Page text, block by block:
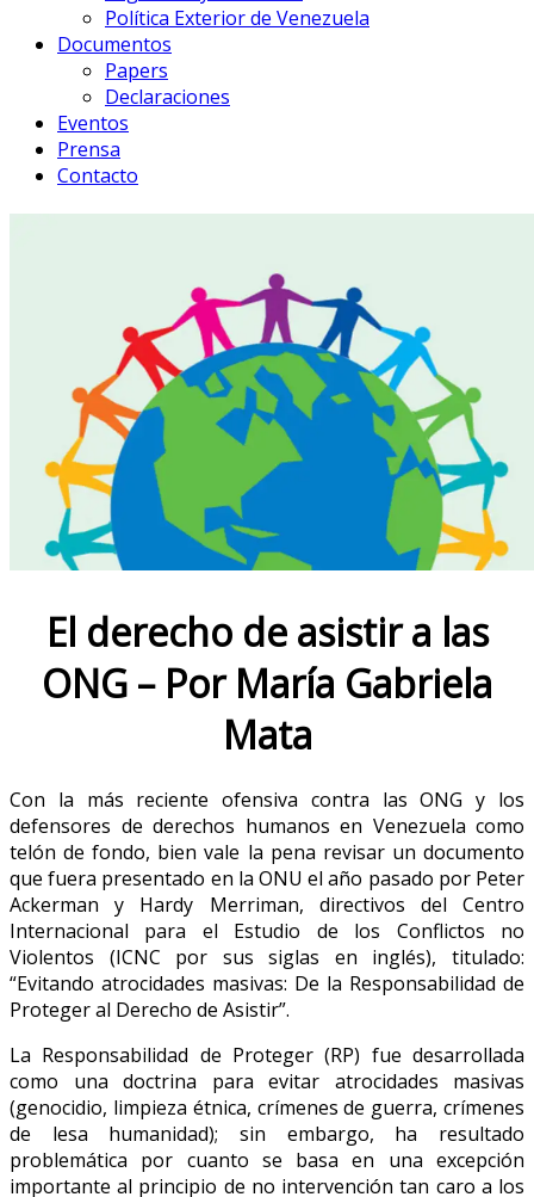
Política Exterior de Venezuela
Documentos
Papers
Declaraciones
Eventos
Prensa
Contacto
El derecho de asistir a las
ONG – Por María Gabriela
Mata
Con la más reciente ofensiva contra las ONG y los
defensores de derechos humanos en Venezuela como
telón de fondo, bien vale la pena revisar un documento
que fuera presentado en la ONU el año pasado por Peter
Ackerman y Hardy Merriman, directivos del Centro
Internacional para el Estudio de los Conflictos no
Violentos (ICNC por sus siglas en inglés), titulado:
“Evitando atrocidades masivas: De la Responsabilidad de
Proteger al Derecho de Asistir”.
La Responsabilidad de Proteger (RP) fue desarrollada
como una doctrina para evitar atrocidades masivas
(genocidio, limpieza étnica, crímenes de guerra, crímenes
de lesa humanidad); sin embargo, ha resultado
problemática por cuanto se basa en una excepción
importante al principio de no intervención tan caro a los